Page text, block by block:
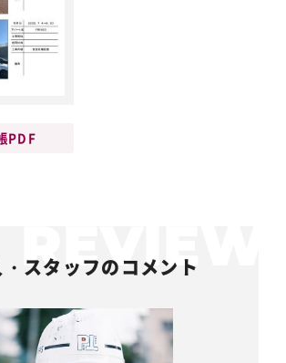
PDF
スタッフのコメント